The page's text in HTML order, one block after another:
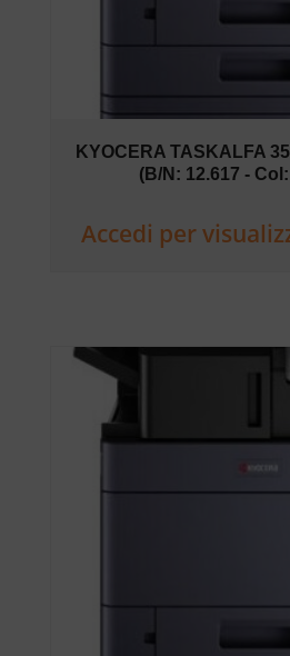
KYOCERA TASKALFA
(B/N: 12.617 -
Accedi per